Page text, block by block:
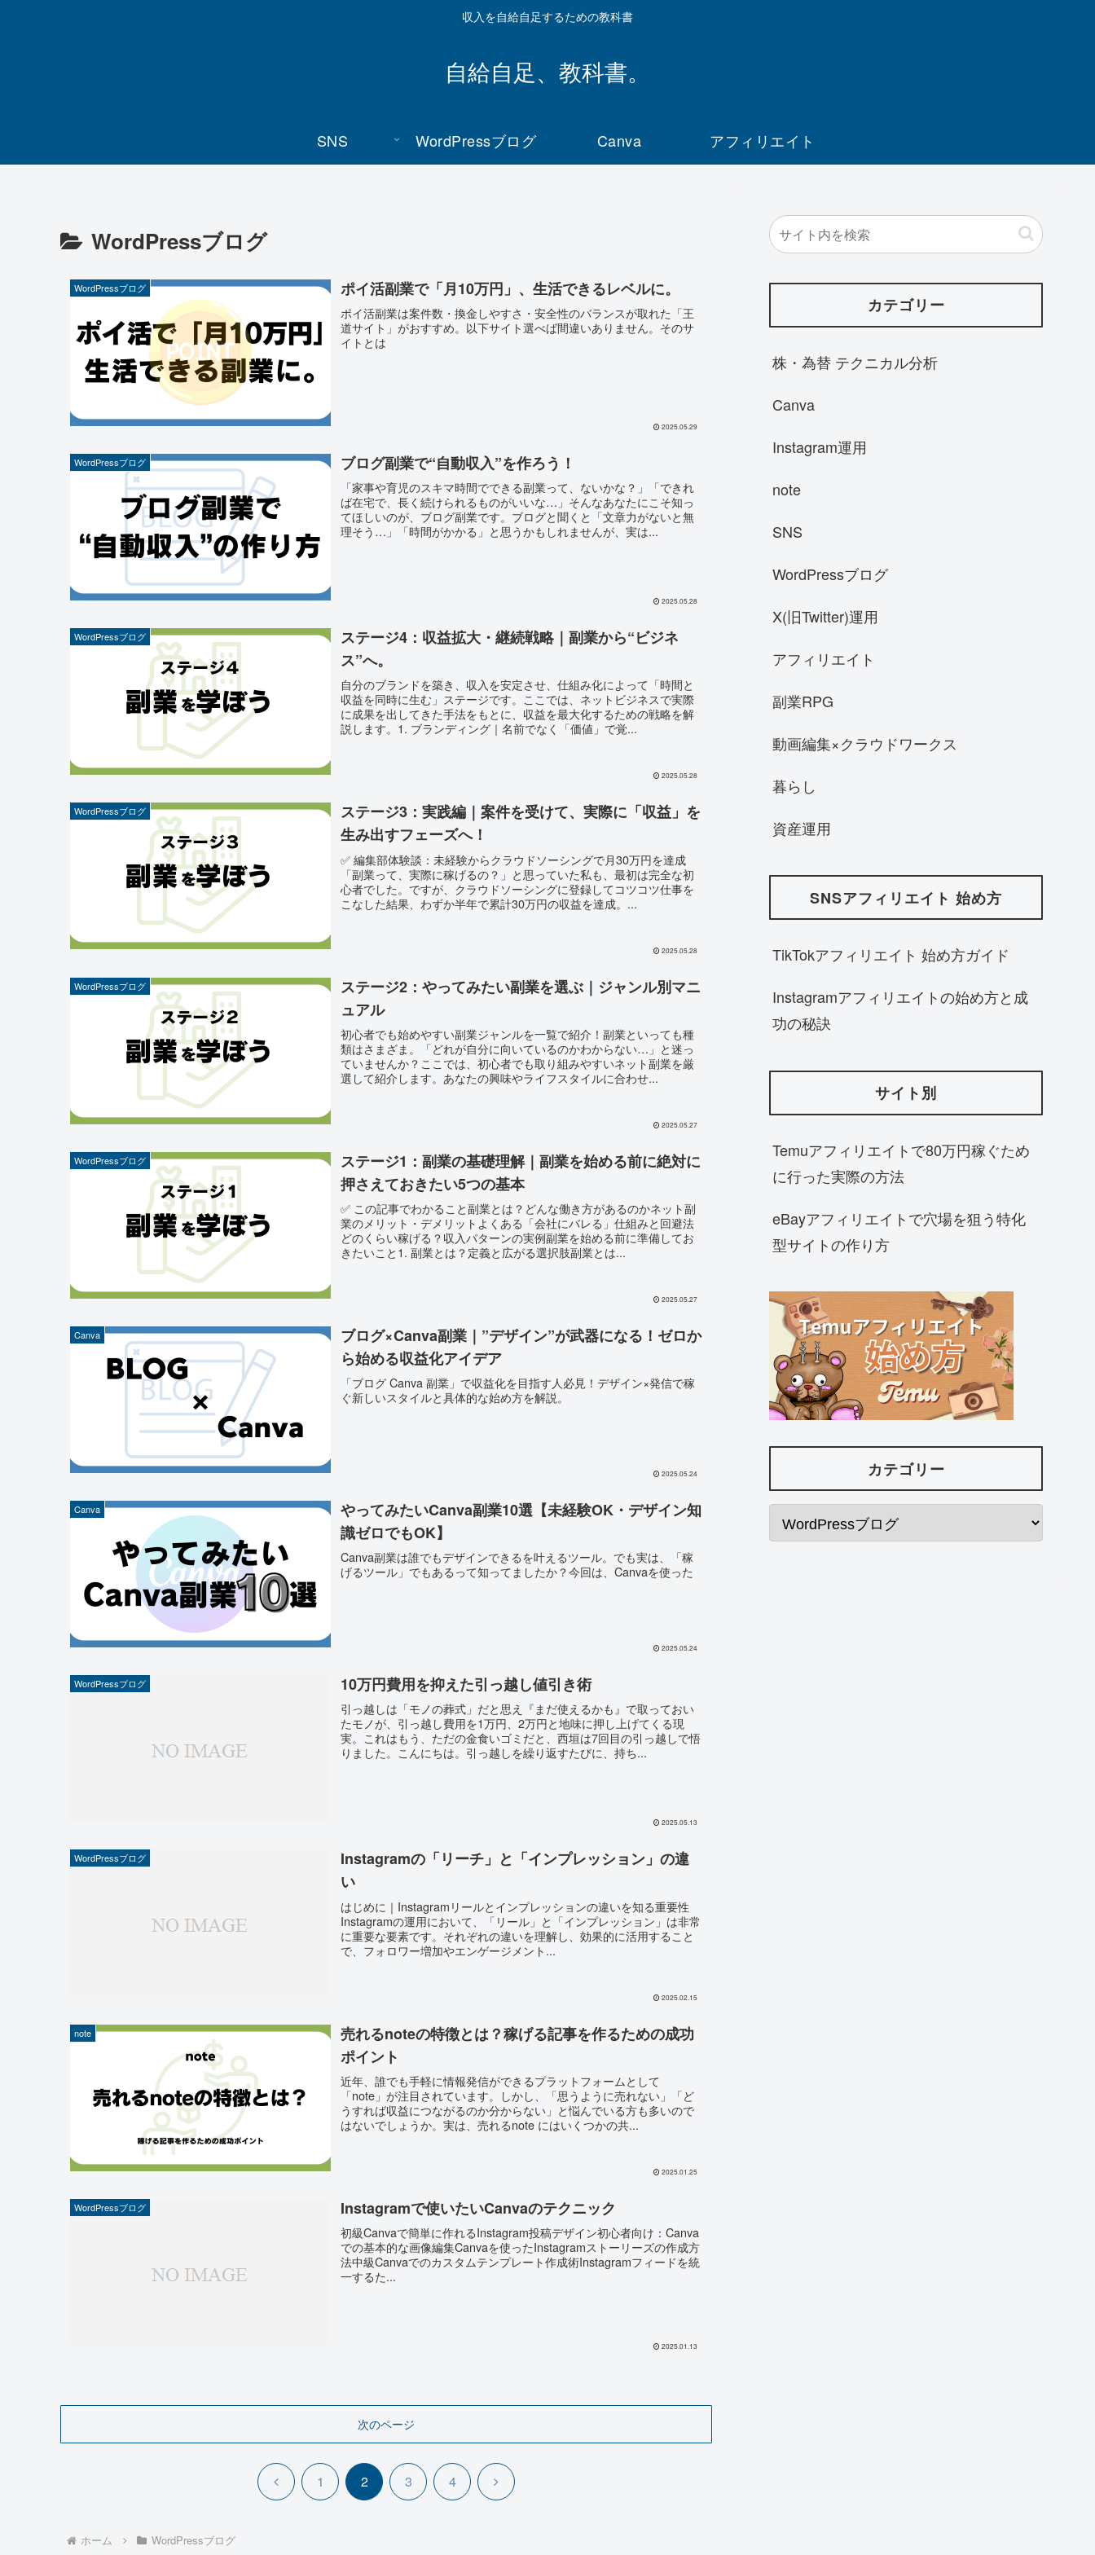
収入を自給自足するための教科書
自給自足、教科書。
SNS WordPressブログ Canva アフィリエイト
WordPressブログ
WordPressブログ ポイ活副業で「月10万円」、生活できるレベルに。
ポイ活副業は案件数・換金しやすさ・安全性のバランスが取れた「王
道サイト」がおすすめ。以下サイト選べば間違いありません。そのサ
イトとは
2025.05.29
WordPressブログ ブログ副業で“自動収入”を作ろう！
「家事や育児のスキマ時間でできる副業って、ないかな？」「できれ
ば在宅で、長く続けられるものがいいな…」そんなあなたにこそ知っ
てほしいのが、ブログ副業です。ブログと聞くと「文章力がないと無
理そう…」「時間がかかる」と思うかもしれませんが、実は...
2025.05.28
WordPressブログ
ステージ4：収益拡大・継続戦略｜副業から“ビジネ
ス”へ。
自分のブランドを築き、収入を安定させ、仕組み化によって「時間と
収益を同時に生む」ステージです。ここでは、ネットビジネスで実際
に成果を出してきた手法をもとに、収益を最大化するための戦略を解
説します。1. ブランディング｜名前でなく「価値」で覚...
2025.05.28
WordPressブログ
ステージ3：実践編｜案件を受けて、実際に「収益」を
生み出すフェーズへ！
✅ 編集部体験談：未経験からクラウドソーシングで月30万円を達成
「副業って、実際に稼げるの？」と思っていた私も、最初は完全な初
心者でした。ですが、クラウドソーシングに登録してコツコツ仕事を
こなした結果、わずか半年で累計30万円の収益を達成。...
2025.05.28
WordPressブログ
ステージ2：やってみたい副業を選ぶ｜ジャンル別マニ
ュアル
初心者でも始めやすい副業ジャンルを一覧で紹介！副業といっても種
類はさまざま。「どれが自分に向いているのかわからない…」と迷っ
ていませんか？ここでは、初心者でも取り組みやすいネット副業を厳
選して紹介します。あなたの興味やライフスタイルに合わせ...
2025.05.27
WordPressブログ
ステージ1：副業の基礎理解｜副業を始める前に絶対に
押さえておきたい5つの基本
✅ この記事でわかること副業とは？どんな働き方があるのかネット副
業のメリット・デメリットよくある「会社にバレる」仕組みと回避法
どのくらい稼げる？収入パターンの実例副業を始める前に準備してお
きたいこと1. 副業とは？定義と広がる選択肢副業とは...
2025.05.27
Canva
ブログ×Canva副業｜”デザイン”が武器になる！ゼロか
ら始める収益化アイデア
「ブログ Canva 副業」で収益化を目指す人必見！デザイン×発信で稼
ぐ新しいスタイルと具体的な始め方を解説。
2025.05.24
Canva
やってみたいCanva副業10選【未経験OK・デザイン知
識ゼロでもOK】
Canva副業は誰でもデザインできるを叶えるツール。でも実は、「稼
げるツール」でもあるって知ってましたか？今回は、Canvaを使った
2025.05.24
WordPressブログ 10万円費用を抑えた引っ越し値引き術
引っ越しは「モノの葬式」だと思え『まだ使えるかも』で取っておい
たモノが、引っ越し費用を1万円、2万円と地味に押し上げてくる現
実。これはもう、ただの金食いゴミだと、西垣は7回目の引っ越しで悟
りました。こんにちは。引っ越しを繰り返すたびに、持ち...
2025.05.13
WordPressブログ
Instagramの「リーチ」と「インプレッション」の違
い
はじめに｜Instagramリールとインプレッションの違いを知る重要性
Instagramの運用において、「リール」と「インプレッション」は非常
に重要な要素です。それぞれの違いを理解し、効果的に活用すること
で、フォロワー増加やエンゲージメント...
2025.02.15
note
売れるnoteの特徴とは？稼げる記事を作るための成功
ポイント
近年、誰でも手軽に情報発信ができるプラットフォームとして
「note」が注目されています。しかし、「思うように売れない」「ど
うすれば収益につながるのか分からない」と悩んでいる方も多いので
はないでしょうか。実は、売れるnote にはいくつかの共...
2025.01.25
WordPressブログ Instagramで使いたいCanvaのテクニック
初級Canvaで簡単に作れるInstagram投稿デザイン初心者向け：Canva
での基本的な画像編集Canvaを使ったInstagramストーリーズの作成方
法中級Canvaでのカスタムテンプレート作成術Instagramフィードを統
一するた...
2025.01.13
次のページ
前
1 2 3 4
次
ホーム WordPressブログ
カテゴリー
株・為替 テクニカル分析
Canva
Instagram運用
note
SNS
WordPressブログ
X(旧Twitter)運用
アフィリエイト
副業RPG
動画編集×クラウドワークス
暮らし
資産運用
SNSアフィリエイト 始め方
TikTokアフィリエイト 始め方ガイド
Instagramアフィリエイトの始め方と成
功の秘訣
サイト別
Temuアフィリエイトで80万円稼ぐため
に行った実際の方法
eBayアフィリエイトで穴場を狙う特化
型サイトの作り方
カテゴリー